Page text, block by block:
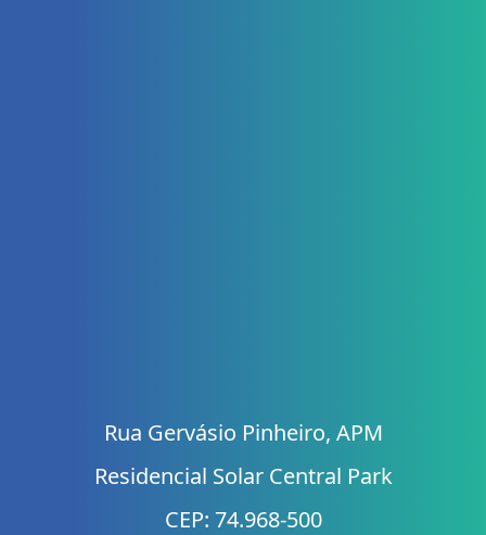
Rua Gervásio Pinheiro, APM
Residencial Solar Central Park
CEP: 74.968-500